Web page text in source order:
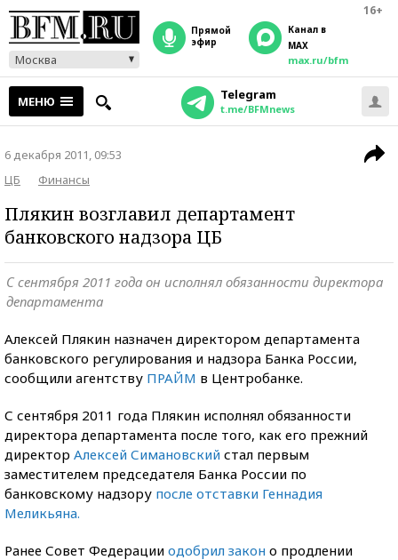
16+
Москва
прямой
эфир
Канал в
MAX
max.ru/bfm
МЕНЮ Telegram
t.me/BFMnews
6 декабря 2011, 09:53
ЦБ
Финансы
Плякин возглавил департамент
банковского надзора ЦБ
С сентября 2011 года он исполнял обязанности директора
департамента
Алексей Плякин назначен директором департамента
банковского регулирования и надзора Банка России,
сообщили агентству ПРАЙМ в Центробанке.
С сентября 2011 года Плякин исполнял обязанности
директора департамента после того, как его прежний
директор Алексей Симановский стал первым
заместителем председателя Банка России по
банковскому надзору после отставки Геннадия
Меликьяна.
Ранее Совет Федерации одобрил закон о продлении